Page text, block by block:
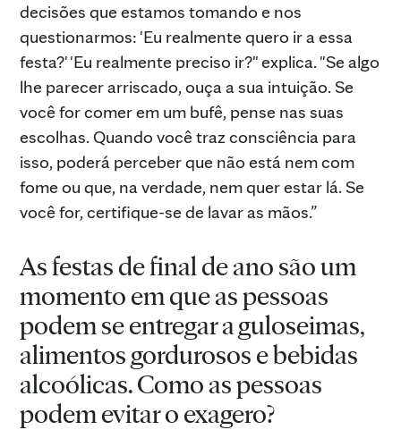
decisões que estamos tomando e nos
questionarmos: 'Eu realmente quero ir a essa
festa?' 'Eu realmente preciso ir?" explica. "Se algo
lhe parecer arriscado, ouça a sua intuição. Se
você for comer em um bufê, pense nas suas
escolhas. Quando você traz consciência para
isso, poderá perceber que não está nem com
fome ou que, na verdade, nem quer estar lá. Se
você for, certifique-se de lavar as mãos.”
As festas de final de ano são um
momento em que as pessoas
podem se entregar a guloseimas,
alimentos gordurosos e bebidas
alcoólicas. Como as pessoas
podem evitar o exagero?